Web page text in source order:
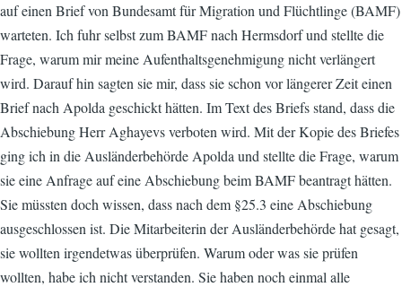
auf einen Brief von Bundesamt für Migration und Flüchtlinge (BAMF)
warteten. Ich fuhr selbst zum BAMF nach Hermsdorf und stellte die
Frage, warum mir meine Aufenthaltsgenehmigung nicht verlängert
wird. Darauf hin sagten sie mir, dass sie schon vor längerer Zeit einen
Brief nach Apolda geschickt hätten. Im Text des Briefs stand, dass die
Abschiebung Herr Aghayevs verboten wird. Mit der Kopie des Briefes
ging ich in die Ausländerbehörde Apolda und stellte die Frage, warum
sie eine Anfrage auf eine Abschiebung beim BAMF beantragt hätten.
Sie müssten doch wissen, dass nach dem §25.3 eine Abschiebung
ausgeschlossen ist. Die Mitarbeiterin der Ausländerbehörde hat gesagt,
sie wollten irgendetwas überprüfen. Warum oder was sie prüfen
wollten, habe ich nicht verstanden. Sie haben noch einmal alle